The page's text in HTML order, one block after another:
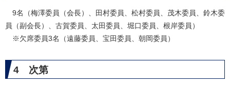
9名（梅澤委員（会長）、田村委員、松村委員、茂木委員、鈴木委
員（副会長）、古賀委員、太田委員、堀口委員、根岸委員）
※欠席委員3名（遠藤委員、宝田委員、朝岡委員）
4 次第